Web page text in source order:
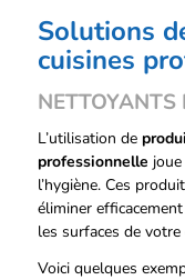
Solutions
cuisines
NETTOYANTS
L’utilisation de
professionnelle
l’hygiène. Ces
éliminer
les surfaces de votre
Voici quelques